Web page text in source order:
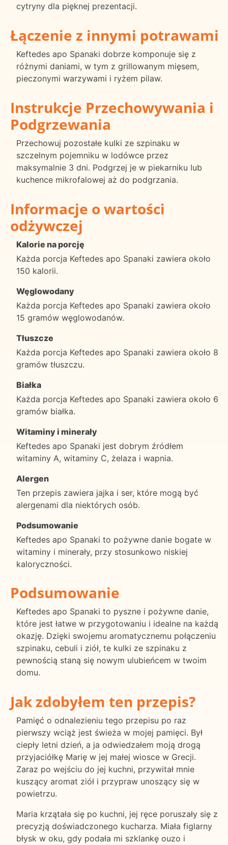
cytryny dla pięknej prezentacji.
Łączenie z innymi potrawami
Keftedes apo Spanaki dobrze komponuje się z
różnymi daniami, w tym z grillowanym mięsem,
pieczonymi warzywami i ryżem pilaw.
Instrukcje Przechowywania i
Podgrzewania
Przechowuj pozostałe kulki ze szpinaku w
szczelnym pojemniku w lodówce przez
maksymalnie 3 dni. Podgrzej je w piekarniku lub
kuchence mikrofalowej aż do podgrzania.
Informacje o wartości
odżywczej
Kalorie na porcję
Każda porcja Keftedes apo Spanaki zawiera około
150 kalorii.
Węglowodany
Każda porcja Keftedes apo Spanaki zawiera około
15 gramów węglowodanów.
Tłuszcze
Każda porcja Keftedes apo Spanaki zawiera około 8
gramów tłuszczu.
Białka
Każda porcja Keftedes apo Spanaki zawiera około 6
gramów białka.
Witaminy i minerały
Keftedes apo Spanaki jest dobrym źródłem
witaminy A, witaminy C, żelaza i wapnia.
Alergen
Ten przepis zawiera jajka i ser, które mogą być
alergenami dla niektórych osób.
Podsumowanie
Keftedes apo Spanaki to pożywne danie bogate w
witaminy i minerały, przy stosunkowo niskiej
kaloryczności.
Podsumowanie
Keftedes apo Spanaki to pyszne i pożywne danie,
które jest łatwe w przygotowaniu i idealne na każdą
okazję. Dzięki swojemu aromatycznemu połączeniu
szpinaku, cebuli i ziół, te kulki ze szpinaku z
pewnością staną się nowym ulubieńcem w twoim
domu.
Jak zdobyłem ten przepis?
Pamięć o odnalezieniu tego przepisu po raz
pierwszy wciąż jest świeża w mojej pamięci. Był
ciepły letni dzień, a ja odwiedzałem moją drogą
przyjaciółkę Marię w jej małej wiosce w Grecji.
Zaraz po wejściu do jej kuchni, przywitał mnie
kuszący aromat ziół i przypraw unoszący się w
powietrzu.
Maria krzątała się po kuchni, jej ręce poruszały się z
precyzją doświadczonego kucharza. Miała figlarny
błysk w oku, gdy podała mi szklankę ouzo i